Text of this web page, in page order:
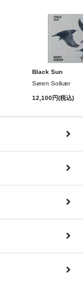
Black Sun
Søren Solkær
12,100円(税込)